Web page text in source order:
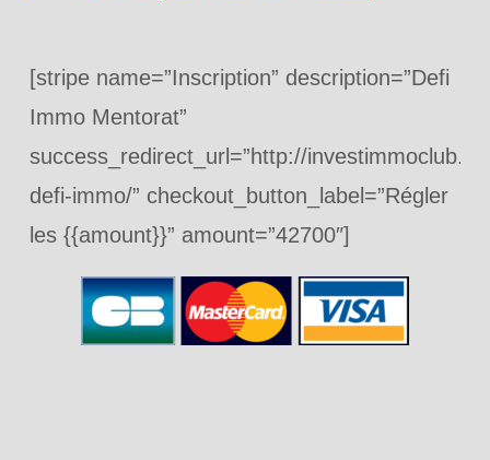
[stripe name=”Inscription” description=”Defi
Immo Mentorat”
success_redirect_url=”http://
defi-immo/” checkout_button_label=”Régler
les {{amount}}” amount=”42700″]